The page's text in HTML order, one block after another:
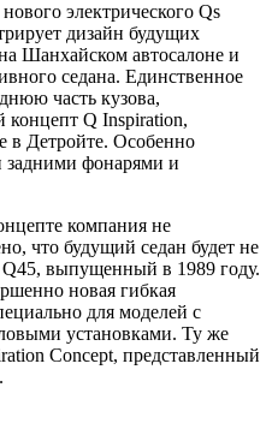
электрического Qs
дизайн будущих
Шанхайском автосалоне и
седана. Единственное
часть кузова,
концепт Q Inspiration,
в Детройте. Особенно
задними фонарями и
компания не
что будущий седан будет не
выпущенный в 1989 году.
новая гибкая
для моделей с
установками. Ту же
Concept, представленный